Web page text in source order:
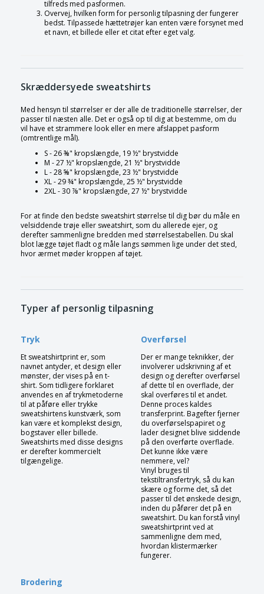
tilfreds med pasformen.
Overvej, hvilken form for personlig tilpasning der fungerer
bedst. Tilpassede hættetrøjer kan enten være forsynet med
et navn, et billede eller et citat efter eget valg.
Skræddersyede sweatshirts
Med hensyn til størrelser er der alle de traditionelle størrelser, der
passer til næsten alle. Det er også op til dig at bestemme, om du
vil have et strammere look eller en mere afslappet pasform
(omtrentlige mål).
S - 26 ⅜" kropslængde, 19 ½" brystvidde
M - 27 ½" kropslængde, 21 ½" brystvidde
L - 28 ⅝" kropslængde, 23 ½" brystvidde
XL - 29 ¾" kropslængde, 25 ½" brystvidde
2XL - 30 ⅞" kropslængde, 27 ½" brystvidde
For at finde den bedste sweatshirt størrelse til dig bør du måle en
velsiddende trøje eller sweatshirt, som du allerede ejer, og
derefter sammenligne bredden med størrelsestabellen. Du skal
blot lægge tøjet fladt og måle langs sømmen lige under det sted,
hvor ærmet møder kroppen af tøjet.
Typer af personlig tilpasning
Tryk
Et sweatshirtprint er, som
navnet antyder, et design eller
mønster, der vises på en t-
shirt. Som tidligere forklaret
anvendes en af trykmetoderne
til at påføre eller trykke
sweatshirtens kunstværk, som
kan være et komplekst design,
bogstaver eller billede.
Sweatshirts med disse designs
er derefter kommercielt
tilgængelige.
Overførsel
Der er mange teknikker, der
involverer udskrivning af et
design og derefter overførsel
af dette til en overflade, der
skal overføres til et andet.
Denne proces kaldes
transferprint. Bagefter fjerner
du overførselspapiret og
lader designet blive siddende
på den overførte overflade.
Det kunne ikke være
nemmere, vel?
Vinyl bruges til
tekstiltransfertryk, så du kan
skære og forme det, så det
passer til det ønskede design,
inden du påfører det på en
sweatshirt. Du kan forstå vinyl
sweatshirtprint ved at
sammenligne dem med,
hvordan klistermærker
fungerer.
Brodering